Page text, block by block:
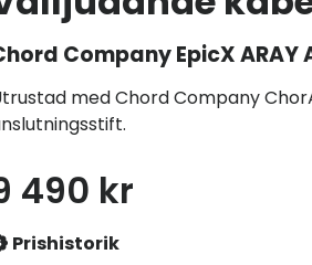
CompanyEpicX
med Chord Company
490 kr
Prishistorik